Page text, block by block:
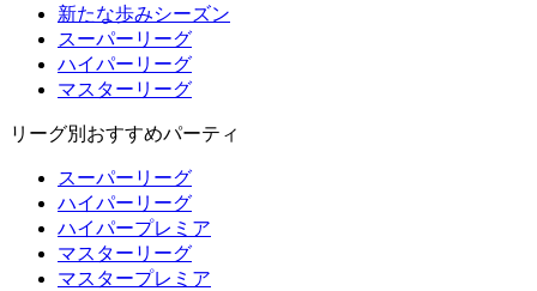
新たな歩みシーズン
スーパーリーグ
ハイパーリーグ
マスターリーグ
リーグ別おすすめパーティ
スーパーリーグ
ハイパーリーグ
ハイパープレミア
マスターリーグ
マスタープレミア